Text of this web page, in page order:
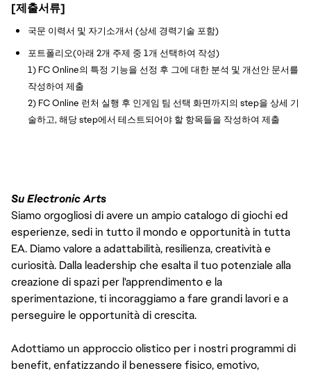
[제출서류]
국문 이력서 및 자기소개서 (상세 경력기술 포함)
포트폴리오(아래 2개 주제 중 1개 선택하여 작성)
1) FC Online의 특정 기능을 선정 후 그에 대한 분석 및 개선안 문서를
작성하여 제출
2) FC Online 런처 실행 후 인게임 팀 선택 화면까지의 step을 상세 기
술하고, 해당 step에서 테스트되어야 할 항목들을 작성하여 제출
Su Electronic Arts
Siamo orgogliosi di avere un ampio catalogo di giochi ed
esperienze, sedi in tutto il mondo e opportunità in tutta
EA. Diamo valore a adattabilità, resilienza, creatività e
curiosità. Dalla leadership che esalta il tuo potenziale alla
creazione di spazi per l'apprendimento e la
sperimentazione, ti incoraggiamo a fare grandi lavori e a
perseguire le opportunità di crescita.
Adottiamo un approccio olistico per i nostri programmi di
benefit, enfatizzando il benessere fisico, emotivo,